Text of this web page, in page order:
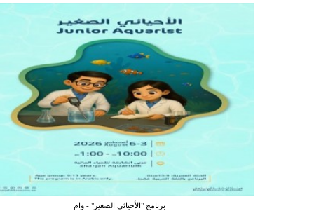
برنامج "الأحيائي الصغير" - وام